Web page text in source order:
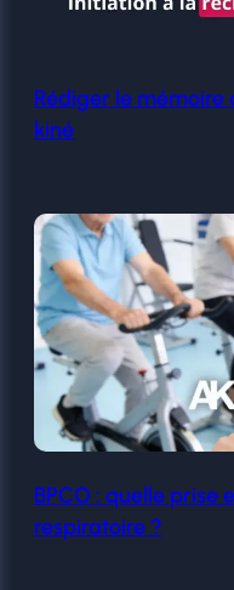
Rédiger le mémoire
kiné
BPCO : quelle prise
respiratoire ?